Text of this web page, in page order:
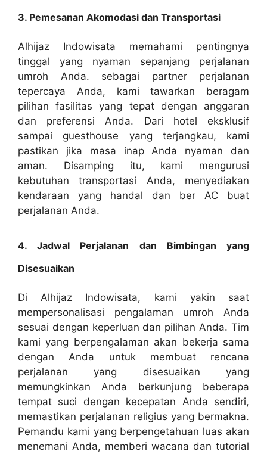
3. Pemesanan Akomodasi dan Transportasi
Alhijaz Indowisata memahami pentingnya
tinggal yang nyaman sepanjang perjalanan
umroh Anda. sebagai partner perjalanan
tepercaya Anda, kami tawarkan beragam
pilihan fasilitas yang tepat dengan anggaran
dan preferensi Anda. Dari hotel eksklusif
sampai guesthouse yang terjangkau, kami
pastikan jika masa inap Anda nyaman dan
aman. Disamping itu, kami mengurusi
kebutuhan transportasi Anda, menyediakan
kendaraan yang handal dan ber AC buat
perjalanan Anda.
4. Jadwal Perjalanan dan Bimbingan yang
Disesuaikan
Di Alhijaz Indowisata, kami yakin saat
mempersonalisasi pengalaman umroh Anda
sesuai dengan keperluan dan pilihan Anda. Tim
kami yang berpengalaman akan bekerja sama
dengan Anda untuk membuat rencana
perjalanan yang disesuaikan yang
memungkinkan Anda berkunjung beberapa
tempat suci dengan kecepatan Anda sendiri,
memastikan perjalanan religius yang bermakna.
Pemandu kami yang berpengetahuan luas akan
menemani Anda, memberi wacana dan tutorial